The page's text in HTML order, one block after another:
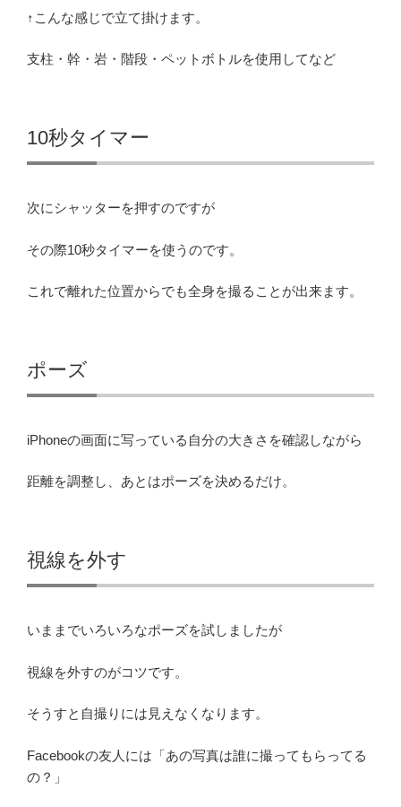
↑こんな感じで立て掛けます。
支柱・幹・岩・階段・ペットボトルを使用してなど
10秒タイマー
次にシャッターを押すのですが
その際10秒タイマーを使うのです。
これで離れた位置からでも全身を撮ることが出来ます。
ポーズ
iPhoneの画面に写っている自分の大きさを確認しながら
距離を調整し、あとはポーズを決めるだけ。
視線を外す
いままでいろいろなポーズを試しましたが
視線を外すのがコツです。
そうすと自撮りには見えなくなります。
Facebookの友人には「あの写真は誰に撮ってもらってる
の？」